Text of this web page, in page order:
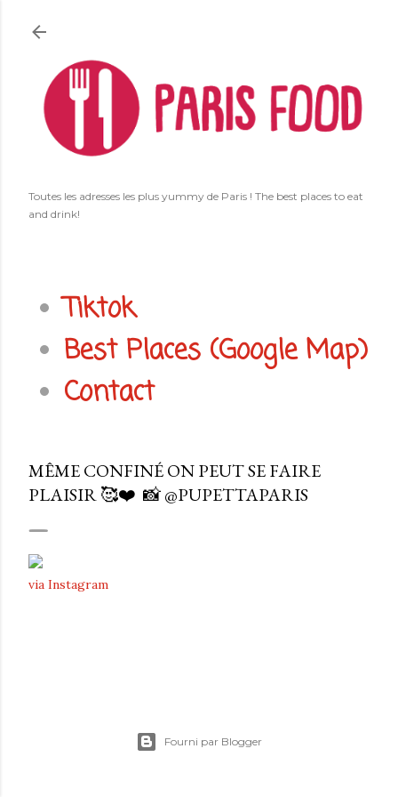
Accéder au contenu principal
Toutes les adresses les plus yummy de Paris ! The best places to eat
and drink!
Tiktok
Best Places (Google Map)
Contact
MÊME CONFINÉ ON PEUT SE FAIRE
PLAISIR 🥰❤️⁠ ⁠ 📸 @PUPETTAPARIS ⁠
via Instagram
Fourni par Blogger